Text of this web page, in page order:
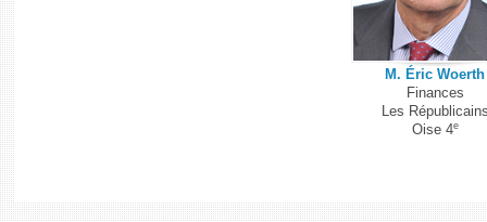
M. Éric Woerth
Finances
Les
Oise 4e